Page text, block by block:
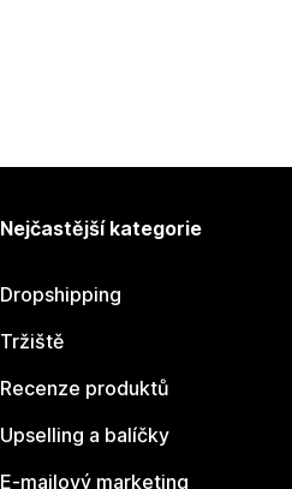
Nejčastější kategorie
Dropshipping
Tržiště
Recenze produktů
Upselling a balíčky
E-mailový marketing